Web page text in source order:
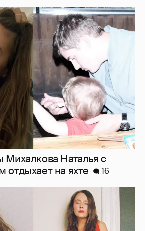
Михалкова Наталья с
на яхте
Тарасова снялась в мини-
и чулках
42